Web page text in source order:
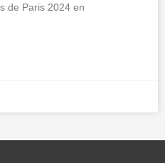
de Paris 2024 en